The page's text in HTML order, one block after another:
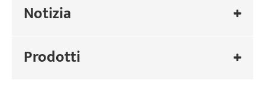
Notizia
Prodotti